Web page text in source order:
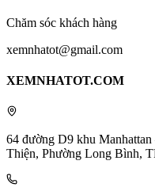
Chăm sóc khách hàng
xemnhatot@gmail.com
XEMNHATOT.COM
64 đường D9 khu
Thiện, Phường Long Bình,